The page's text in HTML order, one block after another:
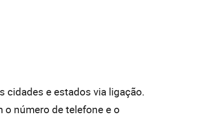
cidades e estados via ligação.
o número de telefone e o